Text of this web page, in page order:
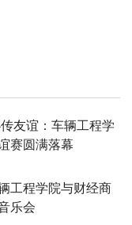
友谊：车辆工程学
赛圆满落幕
工程学院与财经商
乐会